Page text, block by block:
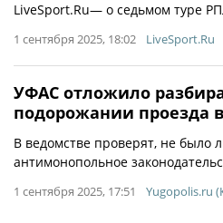
LiveSport.Ru— о седьмом туре
1 сентября 2025, 18:02 LiveSport.Ru
УФАС отложило
подорожании проезда
В ведомстве проверят, не было
антимонопольное
1 сентября 2025, 17:51 Yugopolis.ru